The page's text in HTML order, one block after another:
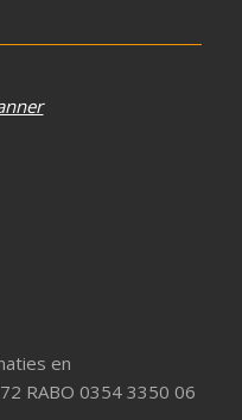
en
RABO 0354 3350 06